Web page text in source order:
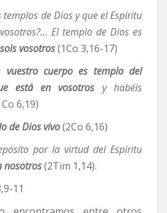
templos de Dios y que el Espíritu
El templo de Dios es
vosotros(1Co 3,16-17)
vuestro cuerpo es templo del
está en vosotros y habéis
6,19)
de Dios vivo(2Co 6,16)
por la virtud del Espíritu
nosotros(2Tim 1,14).
11